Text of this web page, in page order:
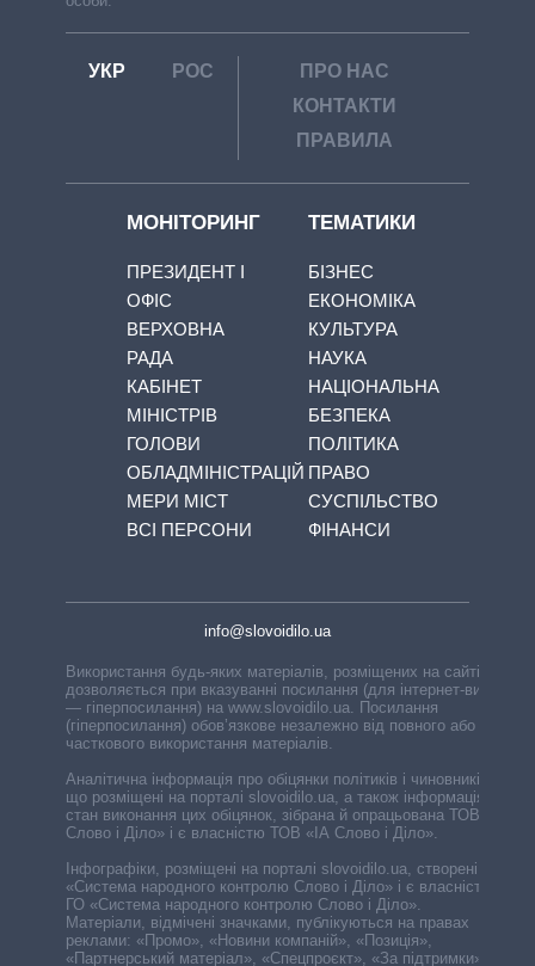
УКР РОС
ПРО НАС
КОНТАКТИ
ПРАВИЛА
МОНІТОРИНГ
ПРЕЗИДЕНТ І
ОФІС
ВЕРХОВНА
РАДА
КАБІНЕТ
МІНІСТРІВ
ГОЛОВИ
ОБЛАДМІНІСТРАЦІЙ
МЕРИ МІСТ
ВСІ ПЕРСОНИ
ТЕМАТИКИ
БІЗНЕС
ЕКОНОМІКА
КУЛЬТУРА
НАУКА
НАЦІОНАЛЬНА
БЕЗПЕКА
ПОЛІТИКА
ПРАВО
СУСПІЛЬСТВО
ФІНАНСИ
info@slovoidilo.ua
Використання будь-яких матеріалів, розміщених на сайті,
дозволяється при вказуванні посилання (для інтернет-видань
— гіперпосилання) на www.slovoidilo.ua. Посилання
(гіперпосилання) обов’язкове незалежно від повного або
часткового використання матеріалів.
Аналітична інформація про обіцянки політиків і чиновників,
що розміщені на порталі slovoidilo.ua, а також інформація про
стан виконання цих обіцянок, зібрана й опрацьована ТОВ «ІА
Слово і Діло» і є власністю ТОВ «ІА Слово і Діло».
Інфографіки, розміщені на порталі slovoidilo.ua, створені ГО
«Система народного контролю Слово і Діло» і є власністю
ГО «Система народного контролю Слово і Діло».
Матеріали, відмічені значками, публікуються на правах
реклами: «Промо», «Новини компаній», «Позиція»,
«Партнерський матеріал», «Спецпроєкт», «За підтримки».